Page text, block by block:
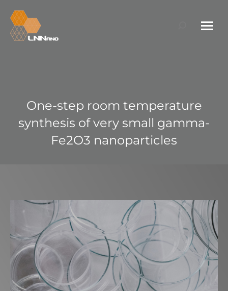
Search:
One-step room temperature
synthesis of very small gamma-
Fe2O3 nanoparticles